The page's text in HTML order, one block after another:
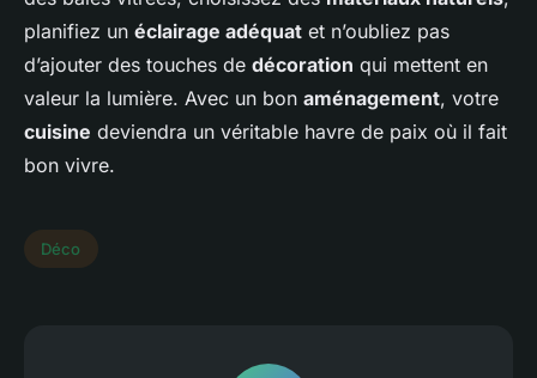
planifiez un éclairage adéquat et n’oubliez pas
d’ajouter des touches de décoration qui mettent en
valeur la lumière. Avec un bon aménagement, votre
cuisine deviendra un véritable havre de paix où il fait
bon vivre.
Déco